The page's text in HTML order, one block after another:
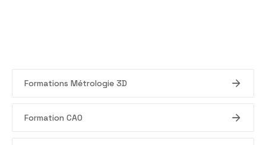
Formations Métrologie 3D
Formation CAO